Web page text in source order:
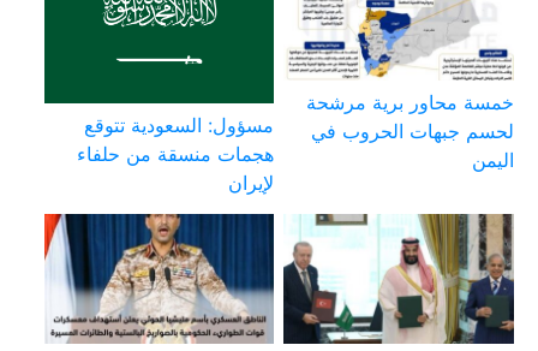
خمسة محاور برية مرشحة
لحسم جبهات الحروب في
اليمن
مسؤول: السعودية تتوقع
هجمات منسقة من حلفاء
لإيران